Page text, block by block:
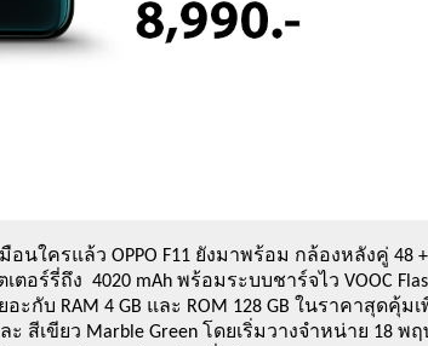
นใครแล้ว OPPO F11 ยังมาพร้อม กล้องหลังคู่ 48
อร์รี่ถึง  4020 mAh พร้อมระบบชาร์จไว VOOC
ะกับ RAM 4 GB และ ROM 128 GB ในราคาสุดคุ้มเ
สีเขียว Marble Green โดยเริ่มวางจำหน่าย 18 พ